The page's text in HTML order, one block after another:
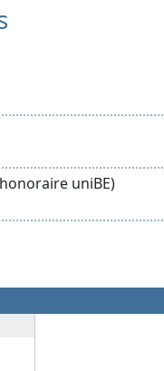
uniBE)